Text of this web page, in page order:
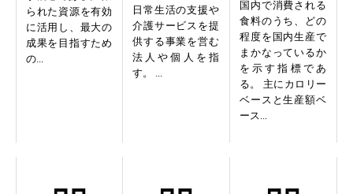
られた資源を有効
に活用し、最大の
成果を目指すため
の...
日常生活の支援や
介護サービスを提
供する事業を営む
法人や個人を指
す。 ...
国内で消費される
食料のうち、どの
程度を国内生産で
まかなっているか
を示す指標であ
る。 主にカロリー
ベースと生産額ベ
ース...